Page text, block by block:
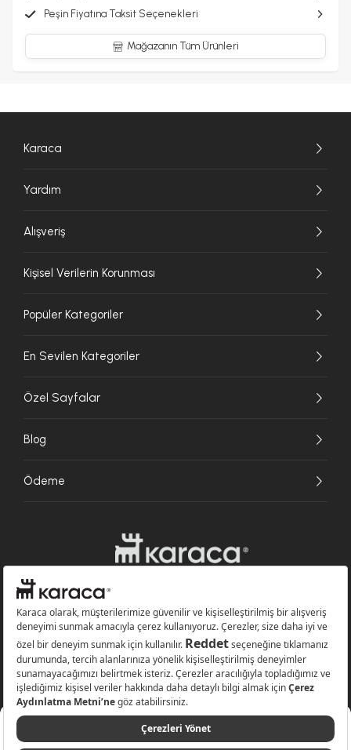
399,99 TL Sepete Ekle
Peşin Fiyatına Taksit Seçenekleri
Mağazanın Tüm Ürünleri
Karaca
Yardım
Alışveriş
Kişisel Verilerin Korunması
Popüler Kategoriler
En Sevilen Kategoriler
Özel Sayfalar
Blog
Ödeme
Websitesinde kullanılan bazı görseller yapay zekâ (AI) ile üretilmiştir.
Karaca.com © 2026 - Karaca Züccaciye A.Ş. Tüm hakları saklıdır.